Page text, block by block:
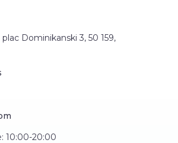
Dominikanski 3, 50 159,
10:00-20:00